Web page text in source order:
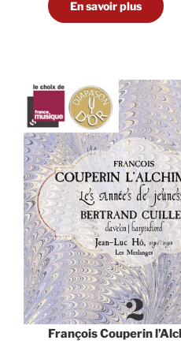
En savoir plus
François Couperin